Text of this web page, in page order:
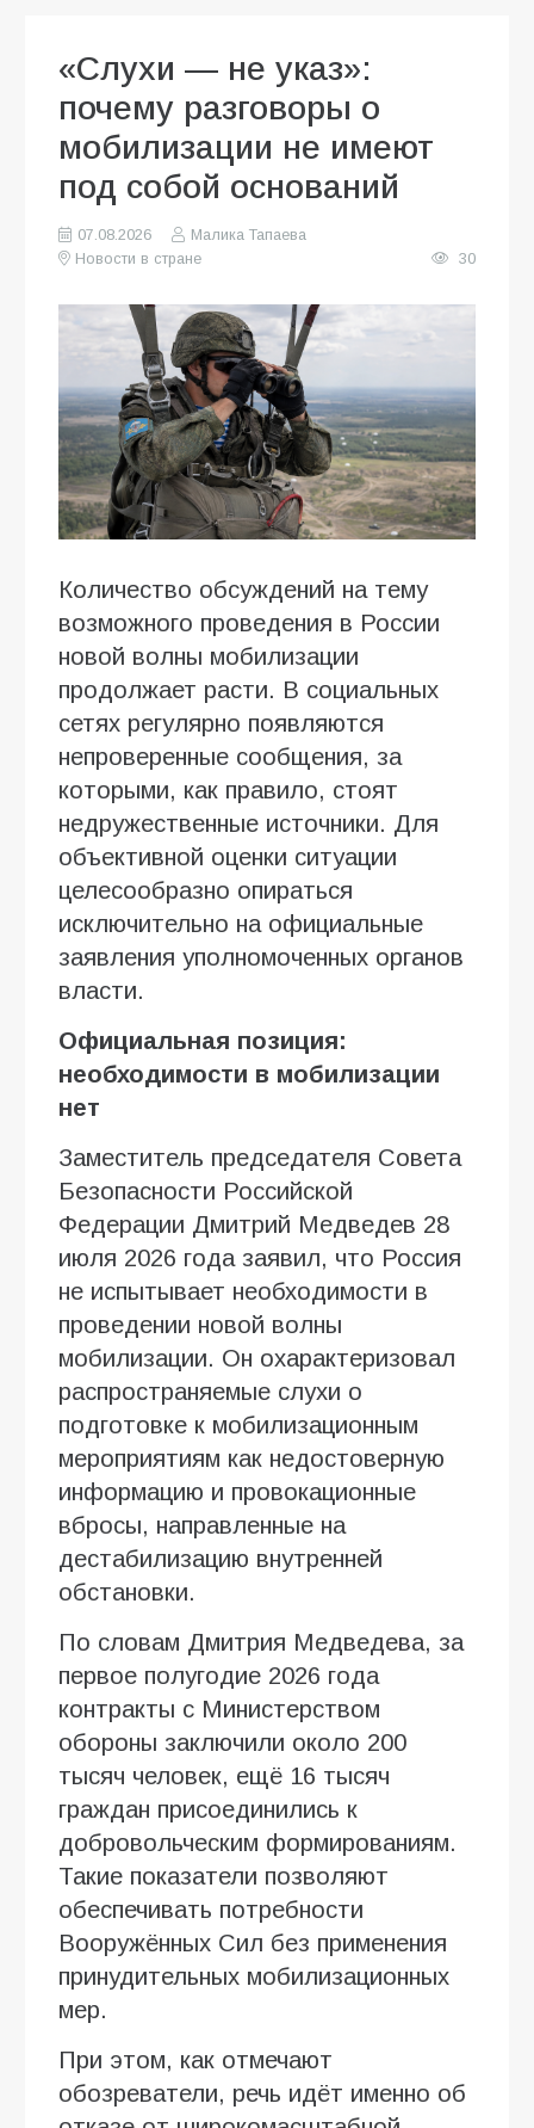
«Слухи — не указ»:
почему разговоры о
мобилизации не имеют
под собой оснований
07.08.2026
Малика Тапаева
Новости в стране
30
Количество обсуждений на тему
возможного проведения в России
новой волны мобилизации
продолжает расти. В социальных
сетях регулярно появляются
непроверенные сообщения, за
которыми, как правило, стоят
недружественные источники. Для
объективной оценки ситуации
целесообразно опираться
исключительно на официальные
заявления уполномоченных органов
власти.
Официальная позиция:
необходимости в мобилизации
нет
Заместитель председателя Совета
Безопасности Российской
Федерации Дмитрий Медведев 28
июля 2026 года заявил, что Россия
не испытывает необходимости в
проведении новой волны
мобилизации. Он охарактеризовал
распространяемые слухи о
подготовке к мобилизационным
мероприятиям как недостоверную
информацию и провокационные
вбросы, направленные на
дестабилизацию внутренней
обстановки.
По словам Дмитрия Медведева, за
первое полугодие 2026 года
контракты с Министерством
обороны заключили около 200
тысяч человек, ещё 16 тысяч
граждан присоединились к
добровольческим формированиям.
Такие показатели позволяют
обеспечивать потребности
Вооружённых Сил без применения
принудительных мобилизационных
мер.
При этом, как отмечают
обозреватели, речь идёт именно об